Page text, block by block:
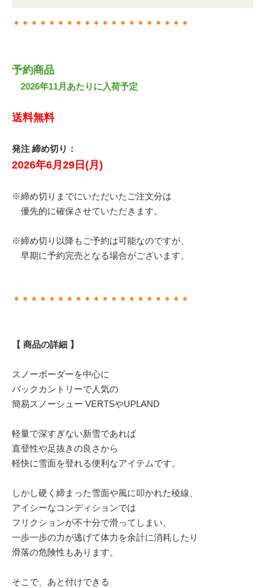
＊＊＊＊＊＊＊＊＊＊＊＊＊＊＊＊＊＊＊＊
予約商品
2026年11月あたりに入荷予定
送料無料
発注 締め切り：
2026年6月29日(月)
※締め切りまでにいただいたご注文分は
優先的に確保させていただきます。
※締め切り以降もご予約は可能なのですが、
早期に予約完売となる場合がございます。
＊＊＊＊＊＊＊＊＊＊＊＊＊＊＊＊＊＊＊＊
【 商品の詳細 】
スノーボーダーを中心に
バックカントリーで人気の
簡易スノーシュー VERTSやUPLAND
軽量で深すぎない新雪であれば
直登性や足抜きの良さから
軽快に雪面を登れる便利なアイテムです。
しかし硬く締まった雪面や風に叩かれた稜線、
アイシーなコンディションでは
フリクションが不十分で滑ってしまい、
一歩一歩の力が逃げて体力を余計に消耗したり
滑落の危険性もあります。
そこで、あと付けできる